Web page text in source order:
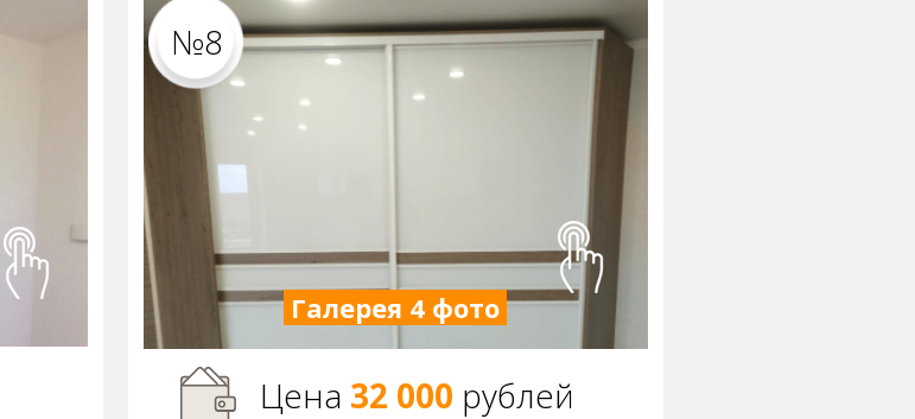
Цена 32 000 рублей
№8
Галерея 4 фото